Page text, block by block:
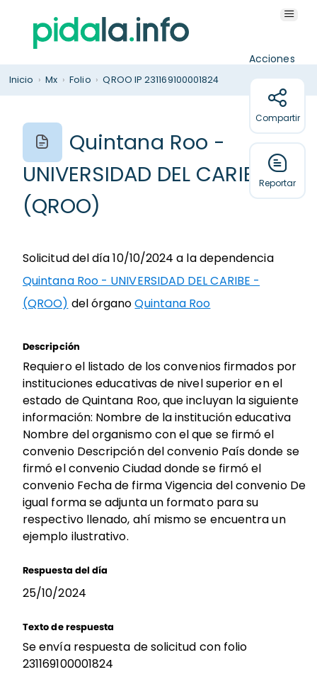
Inicio › Mx › Folio › QROO IP 231169100001824
Acciones
Compartir
Reportar
Quintana Roo -
UNIVERSIDAD DEL CARIBE -
(QROO)
Solicitud del día 10/10/2024 a la dependencia
Quintana Roo - UNIVERSIDAD DEL CARIBE -
(QROO) del órganoQuintana Roo
Descripción
Requiero el listado de los convenios firmados por
instituciones educativas de nivel superior en el
estado de Quintana Roo, que incluyan la siguiente
información: Nombre de la institución educativa
Nombre del organismo con el que se firmó el
convenio Descripción del convenio País donde se
firmó el convenio Ciudad donde se firmó el
convenio Fecha de firma Vigencia del convenio De
igual forma se adjunta un formato para su
respectivo llenado, ahí mismo se encuentra un
ejemplo ilustrativo.
Respuesta del día
25/10/2024
Texto de respuesta
Se envía respuesta de solicitud con folio
231169100001824